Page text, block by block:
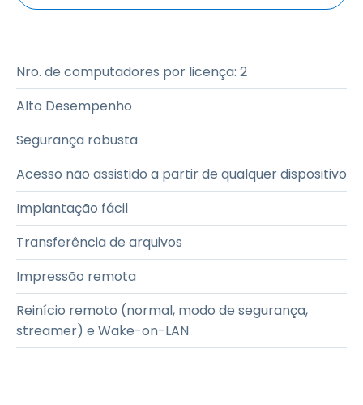
Nro. de computadores por licença: 2
Alto Desempenho
Segurança robusta
Acesso não assistido a partir de qualquer dispositivo
Implantação fácil
Transferência de arquivos
Impressão remota
Reinício remoto (normal, modo de segurança,
streamer) e Wake-on-LAN